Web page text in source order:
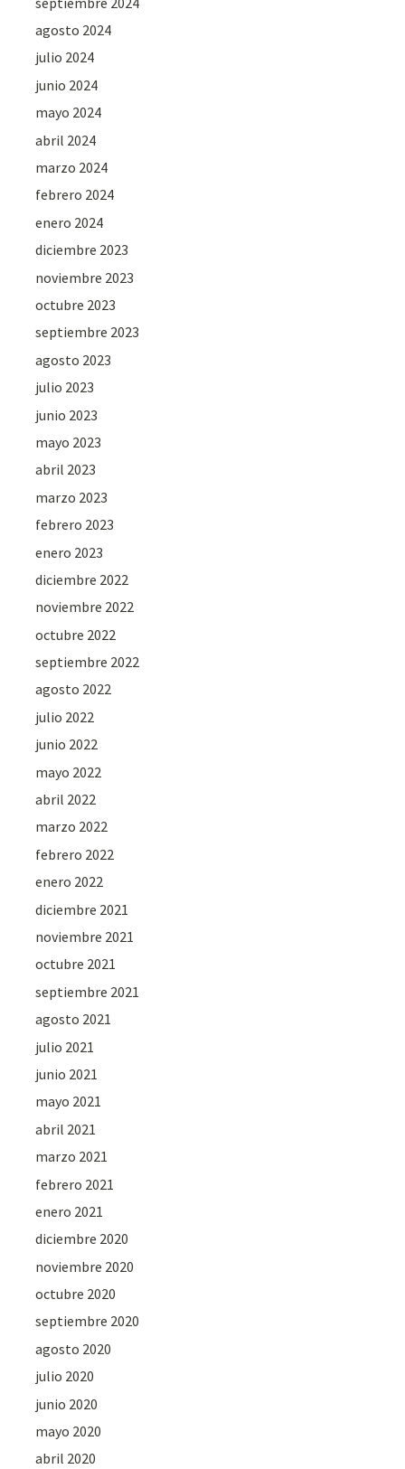
agosto 2024
julio 2024
junio 2024
mayo 2024
abril 2024
marzo 2024
febrero 2024
enero 2024
diciembre 2023
noviembre 2023
octubre 2023
septiembre 2023
agosto 2023
julio 2023
junio 2023
mayo 2023
abril 2023
marzo 2023
febrero 2023
enero 2023
diciembre 2022
noviembre 2022
octubre 2022
septiembre 2022
agosto 2022
julio 2022
junio 2022
mayo 2022
abril 2022
marzo 2022
febrero 2022
enero 2022
diciembre 2021
noviembre 2021
octubre 2021
septiembre 2021
agosto 2021
julio 2021
junio 2021
mayo 2021
abril 2021
marzo 2021
febrero 2021
enero 2021
diciembre 2020
noviembre 2020
octubre 2020
septiembre 2020
agosto 2020
julio 2020
junio 2020
mayo 2020
abril 2020